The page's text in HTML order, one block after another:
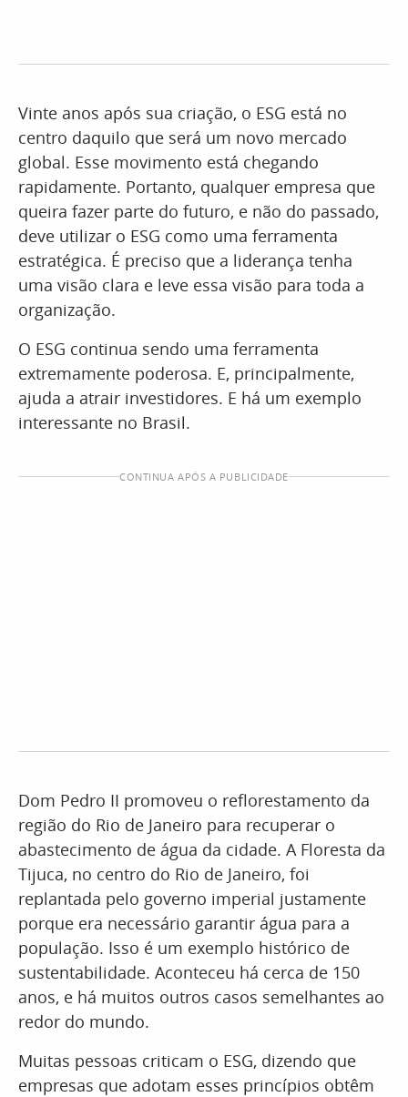
Vinte anos após sua criação, o ESG está no
centro daquilo que será um novo mercado
global. Esse movimento está chegando
rapidamente. Portanto, qualquer empresa que
queira fazer parte do futuro, e não do passado,
deve utilizar o ESG como uma ferramenta
estratégica. É preciso que a liderança tenha
uma visão clara e leve essa visão para toda a
organização.
O ESG continua sendo uma ferramenta
extremamente poderosa. E, principalmente,
ajuda a atrair investidores. E há um exemplo
interessante no Brasil.
CONTINUA APÓS A PUBLICIDADE
Dom Pedro II promoveu o reflorestamento da
região do Rio de Janeiro para recuperar o
abastecimento de água da cidade. A Floresta da
Tijuca, no centro do Rio de Janeiro, foi
replantada pelo governo imperial justamente
porque era necessário garantir água para a
população. Isso é um exemplo histórico de
sustentabilidade. Aconteceu há cerca de 150
anos, e há muitos outros casos semelhantes ao
redor do mundo.
Muitas pessoas criticam o ESG, dizendo que
empresas que adotam esses princípios obtêm